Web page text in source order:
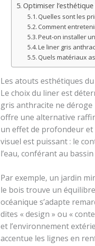
Optimiser
Quelles sont les
Comment
Peut-on installer
Le liner gris
Quels matériaux
Les atouts esthétiques
Le choix du liner est
gris anthracite ne
offre une alternative
un effet de profondeur et
visuel est puissant : le
l’eau, conférant au
Par exemple, un jardin
le bois trouve un
océanique s’adapte
dites « design » ou «
et l’environnement
accentue les lignes en